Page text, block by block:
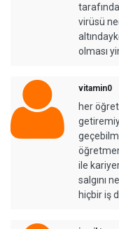
virüsü
olması
vitamin0
her
ile
salgını
hiçbir iş